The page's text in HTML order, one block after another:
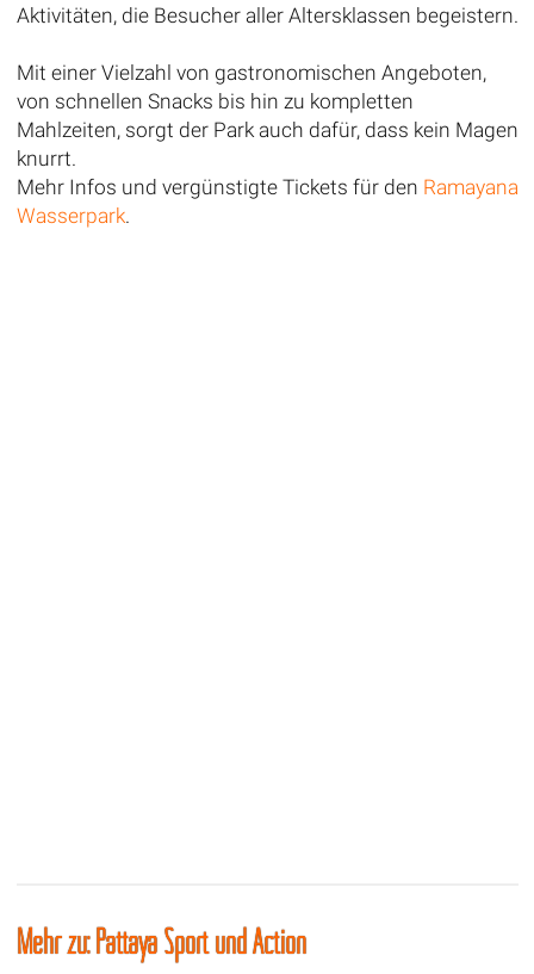
Aktivitäten, die Besucher aller Altersklassen begeistern.
Mit einer Vielzahl von gastronomischen Angeboten,
von schnellen Snacks bis hin zu kompletten
Mahlzeiten, sorgt der Park auch dafür, dass kein Magen
knurrt.
Mehr Infos und vergünstigte Tickets für den Ramayana
Wasserpark.
Mehr zu: Pattaya Sport und Action